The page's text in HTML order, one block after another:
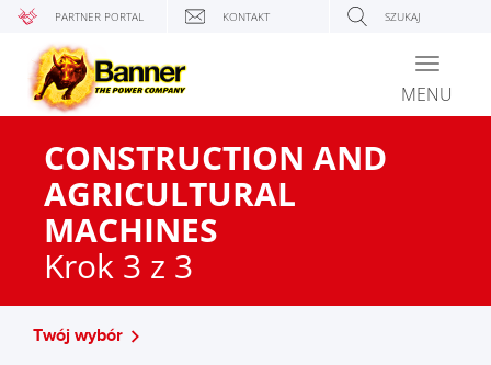
PARTNER PORTAL KONTAKT SZUKAJ
Toggle
MENU
CONSTRUCTION AND
AGRICULTURAL
MACHINES
Krok 3 z 3
Twój wybór